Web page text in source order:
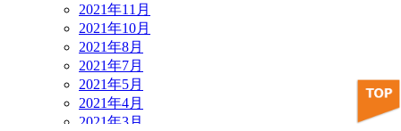
2021年11月
2021年10月
2021年8月
2021年7月
2021年5月
2021年4月
2021年3月